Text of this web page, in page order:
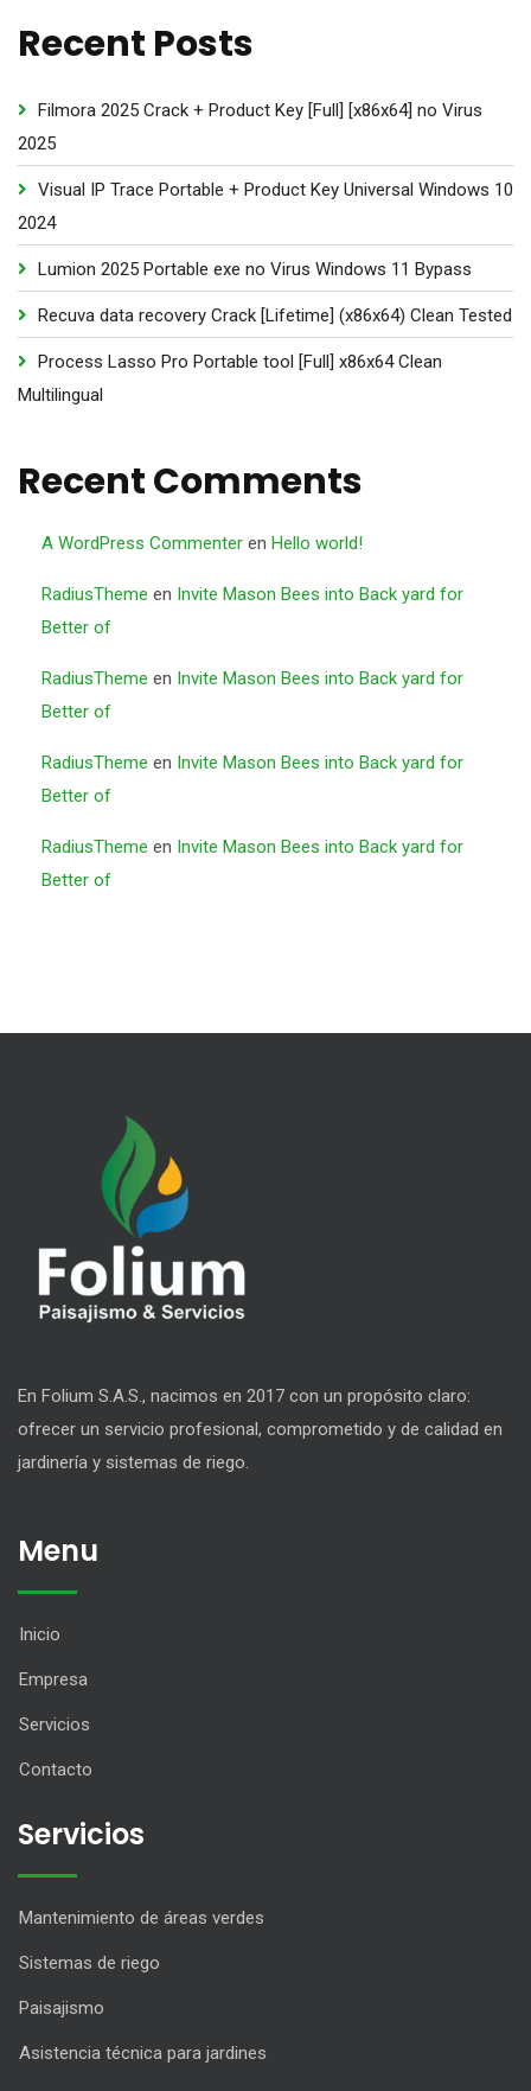
Recent Posts
Filmora 2025 Crack + Product Key [Full] [x86x64] no Virus
2025
Visual IP Trace Portable + Product Key Universal Windows 10
2024
Lumion 2025 Portable exe no Virus Windows 11 Bypass
Recuva data recovery Crack [Lifetime] (x86x64) Clean Tested
Process Lasso Pro Portable tool [Full] x86x64 Clean
Multilingual
Recent Comments
A WordPress Commenter en Hello world!
RadiusTheme en Invite Mason Bees into Back yard for
Better of
RadiusTheme en Invite Mason Bees into Back yard for
Better of
RadiusTheme en Invite Mason Bees into Back yard for
Better of
RadiusTheme en Invite Mason Bees into Back yard for
Better of
En Folium S.A.S., nacimos en 2017 con un propósito claro:
ofrecer un servicio profesional, comprometido y de calidad en
jardinería y sistemas de riego.
Menu
Inicio
Empresa
Servicios
Contacto
Servicios
Mantenimiento de áreas verdes
Sistemas de riego
Paisajismo
Asistencia técnica para jardines